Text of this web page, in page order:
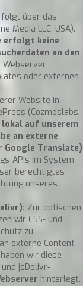
über das
Media LLC, USA).
erfolgt keine
an den
Webserver
oder externen
Website in
(Cozmoslabs,
auf unserem
an externe
Google Translate)
APIs im System
berechtigtes
unseres
Zur optischen
wir CSS- und
zu
externe Content
wir diese
jsDelivr-
hinterlegt.